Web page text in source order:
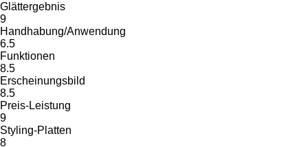
Glättergebnis
9
Handhabung/Anwendung
6.5
Funktionen
8.5
Erscheinungsbild
8.5
Preis-Leistung
9
Styling-Platten
8